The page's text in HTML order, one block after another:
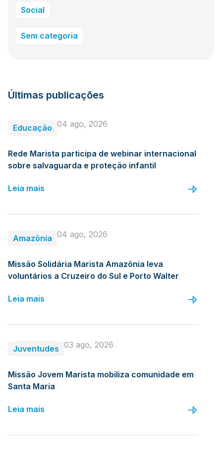
Social
Sem categoria
Últimas publicações
Educação 04 ago, 2026
Rede Marista participa de webinar internacional
sobre salvaguarda e proteção infantil
Leia mais
Amazônia 04 ago, 2026
Missão Solidária Marista Amazônia leva
voluntários a Cruzeiro do Sul e Porto Walter
Leia mais
Juventudes 03 ago, 2026
Missão Jovem Marista mobiliza comunidade em
Santa Maria
Leia mais